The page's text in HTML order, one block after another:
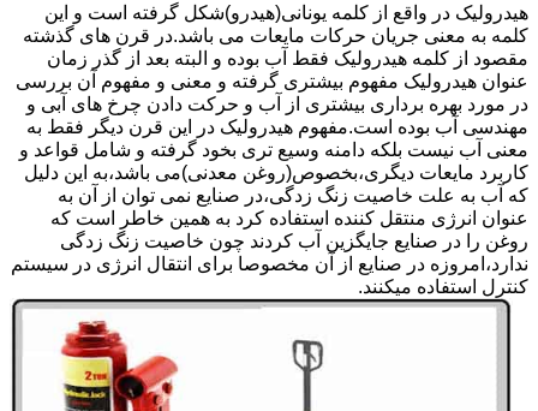
هیدرولیک در واقع از کلمه یونانی(هیدرو)شکل گرفته است و این
کلمه به معنی جریان حرکات مایعات می باشد.در قرن های گذشته
مقصود از کلمه هیدرولیک فقط آب بوده و البته بعد از گذر زمان
عنوان هیدرولیک مفهوم بیشتری گرفته و معنی و مفهوم آن بررسی
در مورد بهره برداری بیشتری از آب و حرکت دادن چرخ های آبی و
مهندسی آب بوده است.مفهوم هیدرولیک در این قرن دیگر فقط به
معنی آب نیست بلکه دامنه وسیع تری بخود گرفته و شامل قواعد و
کاربرد مایعات دیگری،بخصوص(روغن معدنی)می باشد،به این دلیل
که آب به علت خاصیت زنگ زدگی،در صنایع نمی توان از آن به
عنوان انرژی منتقل کننده استفاده کرد به همین خاطر است که
روغن را در صنایع جایگزین آب کردند چون خاصیت زنگ زدگی
ندارد،امروزه در صنایع از آن مخصوصا برای انتقال انرژی در سیستم
کنترل استفاده میکنند.